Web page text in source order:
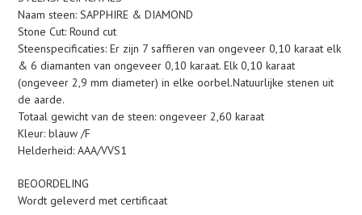
Naam steen: SAPPHIRE & DIAMOND
Stone Cut: Round cut
Steenspecificaties: Er zijn 7 saffieren van ongeveer 0,10 karaat elk
& 6 diamanten van ongeveer 0,10 karaat. Elk 0,10 karaat
(ongeveer 2,9 mm diameter) in elke oorbel.Natuurlijke stenen uit
de aarde.
Totaal gewicht van de steen: ongeveer 2,60 karaat
Kleur: blauw /F
Helderheid: AAA/VVS1
BEOORDELING
Wordt geleverd met certificaat